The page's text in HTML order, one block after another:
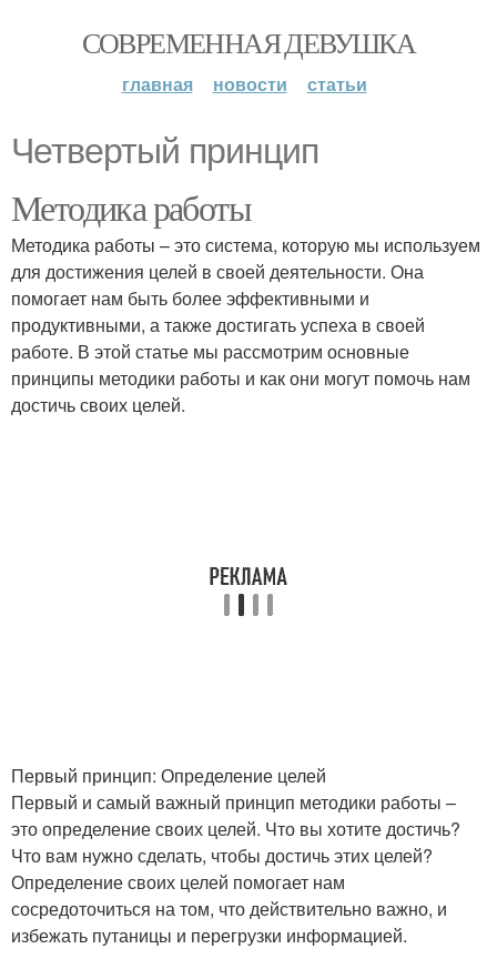
СОВРЕМЕННАЯ ДЕВУШКА
главная новости статьи
Четвертый принцип
Методика работы
Методика работы – это система, которую мы используем
для достижения целей в своей деятельности. Она
помогает нам быть более эффективными и
продуктивными, а также достигать успеха в своей
работе. В этой статье мы рассмотрим основные
принципы методики работы и как они могут помочь нам
достичь своих целей.
Первый принцип: Определение целей
Первый и самый важный принцип методики работы –
это определение своих целей. Что вы хотите достичь?
Что вам нужно сделать, чтобы достичь этих целей?
Определение своих целей помогает нам
сосредоточиться на том, что действительно важно, и
избежать путаницы и перегрузки информацией.